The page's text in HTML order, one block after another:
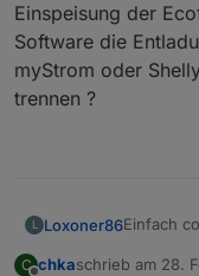
Einspeisung der
Software die
myStrom oder
trennen ?
L Loxoner86Einfach
habe die
Jedoch
C chkaschrieb am 28.